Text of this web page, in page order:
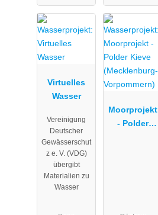
Virtuelles
Wasser
Vereinigung
Deutscher
Gewässerschut
z e. V. (VDG)
übergibt
Materialien zu
Wasser
Moorprojekt
- Polder